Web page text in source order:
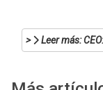
Leer más: